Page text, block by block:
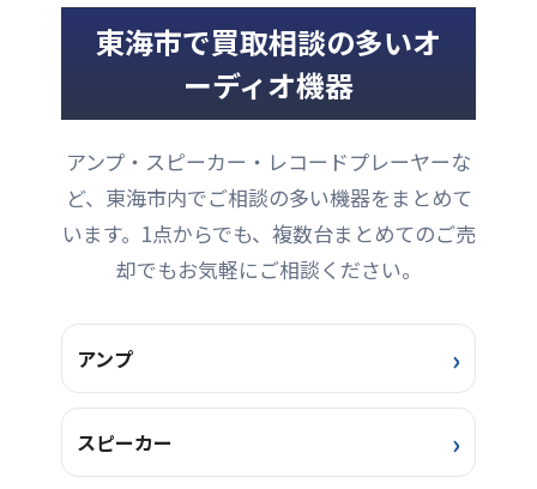
ズも少なく、外観を損なう
ような目立つようなキズは
ありません。スピーカーの
センタードームに凹みも無
キレイな印象の美品です。
システムに繋いで音出しの
確認をしましたが、全ての
ユニットから正常な音出し
を確認しています。また、
観・機能とも、良い ...
東海市で買取相談の多いオ
ーディオ機器
アンプ・スピーカー・レコードプレーヤーな
ど、東海市内でご相談の多い機器をまとめて
います。1点からでも、複数台まとめてのご売
却でもお気軽にご相談ください。
アンプ
スピーカー